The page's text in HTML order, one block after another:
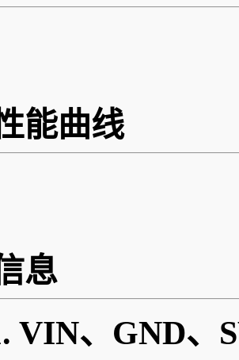
能曲线
息
VIN、GND、